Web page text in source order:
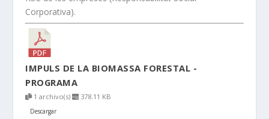
Corporativa).
IMPULS DE LA BIOMASSA FORESTAL -
PROGRAMA
1 archivo(s) 378.11 KB
Descargar